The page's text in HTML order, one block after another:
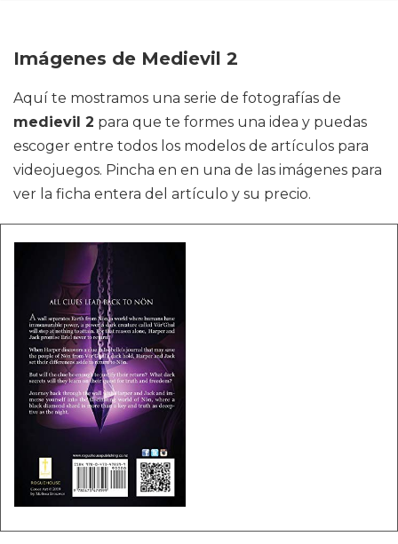
Imágenes de Medievil 2
Aquí te mostramos una serie de fotografías de
medievil 2 para que te formes una idea y puedas
escoger entre todos los modelos de artículos para
videojuegos. Pincha en en una de las imágenes para
ver la ficha entera del artículo y su precio.